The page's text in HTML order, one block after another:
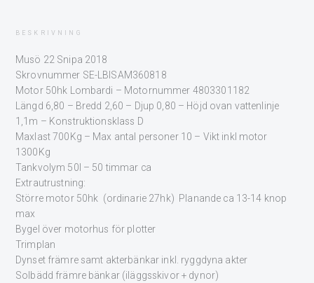
BESKRIVNING
Musö 22 Snipa 2018
Skrovnummer SE-LBISAM360818
Motor 50hk Lombardi – Motornummer 4803301182
Längd 6,80 – Bredd 2,60 – Djup 0,80 – Höjd ovan vattenlinje
1,1m – Konstruktionsklass D
Maxlast 700Kg – Max antal personer 10 – Vikt inkl motor
1300Kg
Tankvolym 50l – 50 timmar ca
Extrautrustning:
Större motor 50hk (ordinarie 27hk) Planande ca 13-14 knop
max
Bygel över motorhus för plotter
Trimplan
Dynset främre samt akterbänkar inkl. ryggdyna akter
Solbädd främre bänkar (iläggsskivor + dynor)